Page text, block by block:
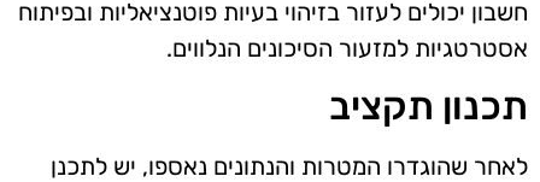
חשבון יכולים לעזור בזיהוי בעיות פוטנציאליות ובפיתוח
אסטרטגיות למזעור הסיכונים הנלווים.
תכנון תקציב
לאחר שהוגדרו המטרות והנתונים נאספו, יש לתכנן